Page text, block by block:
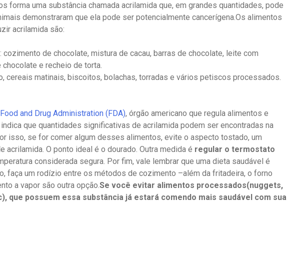
forma uma substância chamada acrilamida que, em grandes quantidades, pode
demonstraram que ela pode ser potencialmente cancerígena.Os alimentos
acrilamida são:
cozimento de chocolate, mistura de cacau, barras de chocolate, leite com
e recheio de torta.
cereais matinais, biscoitos, bolachas, torradas e vários petiscos processados.
and Drug Administration (FDA), órgão americano que regula alimentos e
que quantidades significativas de acrilamida podem ser encontradas na
isso, se for comer algum desses alimentos, evite o aspecto tostado, um
acrilamida. O ponto ideal é o dourado. Outra medida é regular o termostato
considerada segura. Por fim, vale lembrar que uma dieta saudável é
faça um rodízio entre os métodos de cozimento –além da fritadeira, o forno
a vapor são outra opção.Se você evitar alimentos processados(nuggets,
que possuem essa substância já estará comendo mais saudável com sua